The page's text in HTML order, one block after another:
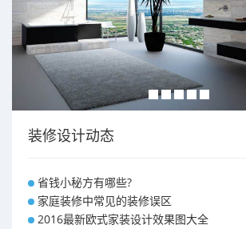
装修设计动态
省钱小秘方有哪些?
家庭装修中常见的装修误区
2016最新欧式家装设计效果图大全